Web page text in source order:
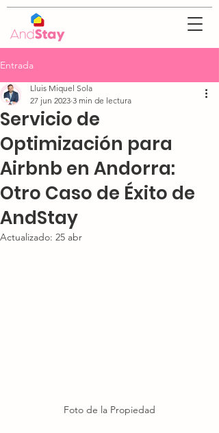
Entrada
Servicio de
Optimización para
Airbnb en Andorra:
Otro Caso de Éxito de
AndStay
Lluis Miquel Sola
27 jun 2023 3 min de lectura
Actualizado: 25 abr
Foto de la Propiedad